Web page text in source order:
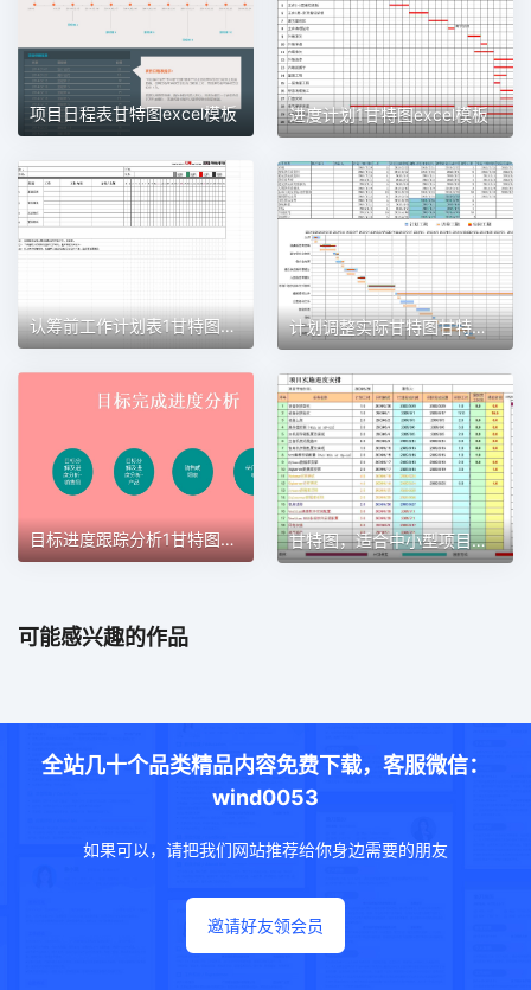
项目日程表甘特图excel模板 进度计划1甘特图excel模板
认筹前工作计划表1甘特图excel模板 计划调整实际甘特图甘特图excel模板
目标进度跟踪分析1甘特图excel模板 甘特图，适合中小型项目管理使用甘特图excel模板
可能感兴趣的作品
全站几十个品类精品内容免费下载，客服微信：
wind0053
如果可以，请把我们网站推荐给你身边需要的朋友
邀请好友领会员